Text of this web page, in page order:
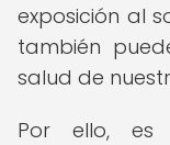
exposición al
también
salud de
Por ello, es